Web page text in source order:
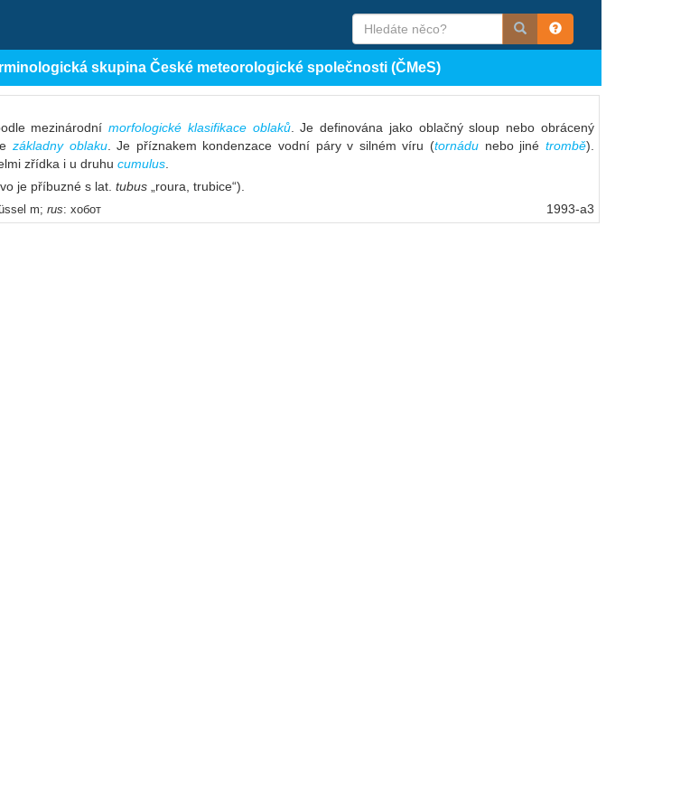
skupina České meteorologické společnosti (ČMeS)
mezinárodní morfologické klasifikace oblaků. Je definována jako oblačný sloup nebo obrácený
základny oblaku. Je příznakem kondenzace vodní páry v silném víru (tornádunebo jiné trombě).
zřídka i u druhu cumulus
je příbuzné s lat. tubus „roura, trubice“).
m; rus: хобот 1993-a3